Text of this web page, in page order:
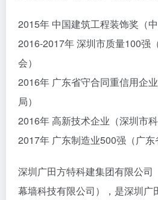
2015年 中国建筑工程装饰奖（
2016-2017年 深圳市质量100强
会）
2016年 广东省守合同重信用企
局）
2016年 高新技术企业（深圳市科
2017年 广东制造业500强（广东
深圳广田方特科建集团有限公司
幕墙科技有限公司），是深圳广